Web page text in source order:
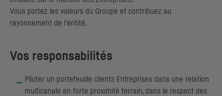
Vous portez les valeurs du Groupe et contribuez au
rayonnement de l’entité.
Vos responsabilités
Piloter un portefeuille clients Entreprises dans une relation
multicanale en forte proximité terrain, dans le respect des